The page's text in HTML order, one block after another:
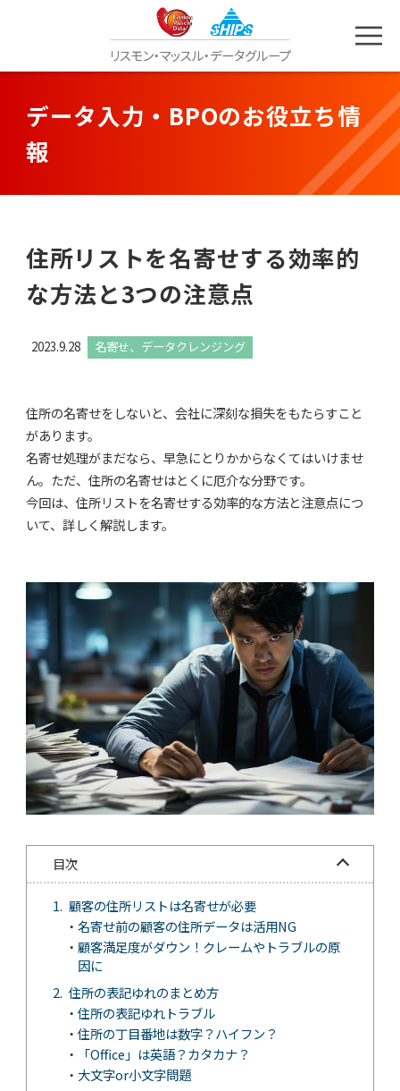
リスモン・マッスル・データグループ
データ入力・BPOのお役立ち情
報
住所リストを名寄せする効率的
な方法と3つの注意点
2023.9.28 名寄せ、データクレンジング
住所の名寄せをしないと、会社に深刻な損失をもたらすこと
があります。
名寄せ処理がまだなら、早急にとりかからなくてはいけませ
ん。ただ、住所の名寄せはとくに厄介な分野です。
今回は、住所リストを名寄せする効率的な方法と注意点につ
いて、詳しく解説します。
目次
顧客の住所リストは名寄せが必要
名寄せ前の顧客の住所データは活用NG
顧客満足度がダウン！クレームやトラブルの原
因に
住所の表記ゆれのまとめ方
住所の表記ゆれトラブル
住所の丁目番地は数字？ハイフン？
「Office」は英語？カタカナ？
大文字or小文字問題